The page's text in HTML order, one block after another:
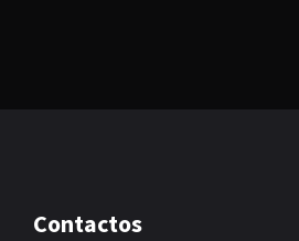
Contactos